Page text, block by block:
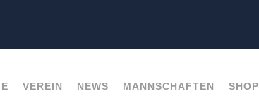
VEREIN NEWS MANNSCHAFTEN SHOP